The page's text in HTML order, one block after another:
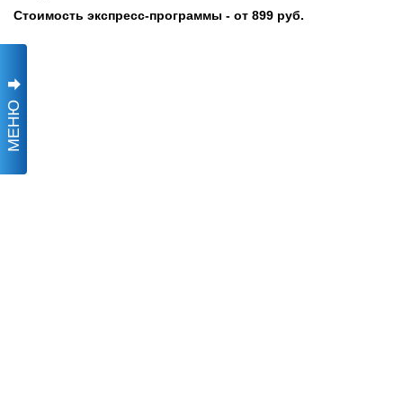
Стоимость экспресс-программы - от 899 руб.
МЕНЮ